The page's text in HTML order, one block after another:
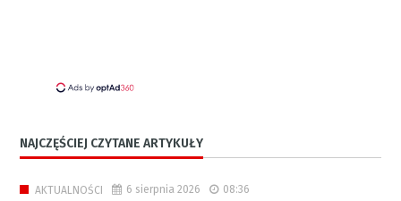
NAJCZĘŚCIEJ CZYTANE ARTYKUŁY
AKTUALNOŚCI 6 sierpnia 2026 08:36